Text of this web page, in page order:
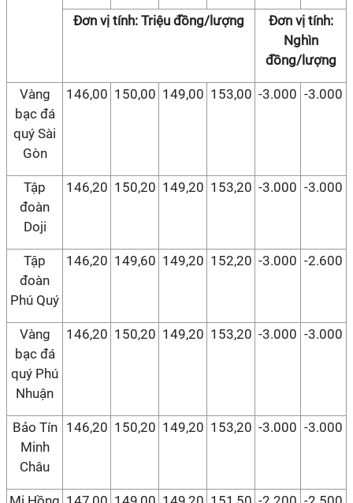
Đơn vị tính: Triệu đồng/lượng
Đơn vị tính:
Nghìn
đồng/lượng
Vàng
bạc đá
quý Sài
Gòn
146,00 150,00 149,00 153,00 -3.000 -3.000
Tập
đoàn
Doji
146,20 150,20 149,20 153,20 -3.000 -3.000
Tập
đoàn
Phú Quý
146,20 149,60 149,20 152,20 -3.000 -2.600
Vàng
bạc đá
quý Phú
Nhuận
146,20 150,20 149,20 153,20 -3.000 -3.000
Bảo Tín
Minh
Châu
146,20 150,20 149,20 153,20 -3.000 -3.000